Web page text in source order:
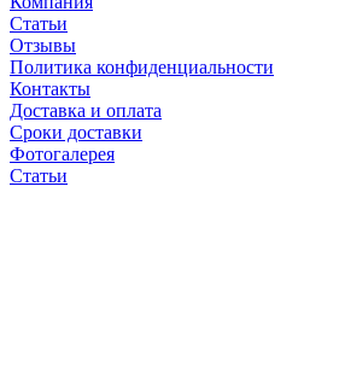
Статьи
Отзывы
Политика конфиденциальности
Контакты
Доставка и оплата
Сроки доставки
Фотогалерея
Статьи